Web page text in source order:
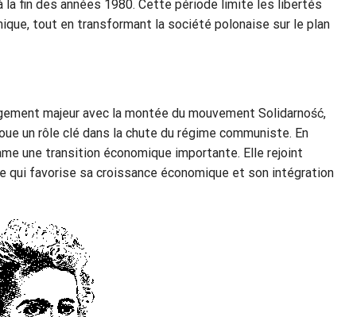
la fin des années 1980. Cette période limite les libertés
tout en transformant la société polonaise sur le plan
majeur avec la montée du mouvement Solidarność,
un rôle clé dans la chute du régime communiste. En
une transition économique importante. Elle rejoint
qui favorise sa croissance économique et son intégration